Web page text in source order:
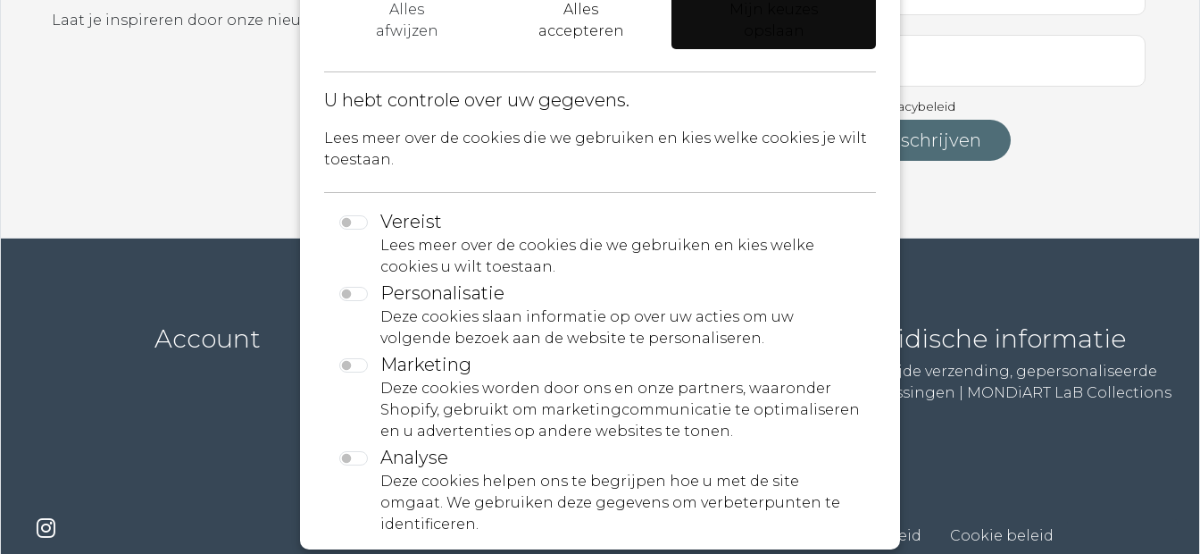
Laat je inspireren door onze nieuwste ontwerpen, kunstwerken en aankomende
evenementen!
E-mail
Privacybeleid
Account Contact
Voorwaarden
Juridische informatie
Wereldwijde verzending, gepersonaliseerde
betaaloplossingen | MONDiART LaB Collections
Privacybeleid Cookie beleid
Alles
afwijzen
Alles
accepteren
U hebt controle over uw gegevens.
Lees meer over de cookies die we gebruiken en kies welke cookies je wilt
toestaan.
Vereist
Lees meer over de cookies die we gebruiken en kies welke
cookies u wilt toestaan.
Personalisatie
Deze cookies slaan informatie op over uw acties om uw
volgende bezoek aan de website te personaliseren.
Marketing
Deze cookies worden door ons en onze partners, waaronder
Shopify, gebruikt om marketingcommunicatie te optimaliseren
en u advertenties op andere websites te tonen.
Analyse
Deze cookies helpen ons te begrijpen hoe u met de site
omgaat. We gebruiken deze gegevens om verbeterpunten te
identificeren.